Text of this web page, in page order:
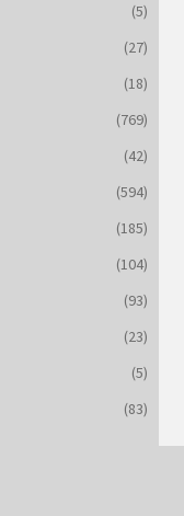
(5)
(27)
(18)
(769)
(42)
(594)
(185)
(104)
(93)
(23)
(5)
(83)